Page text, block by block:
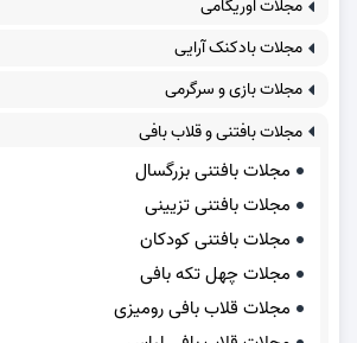
مجلات اوریگامی
مجلات بادکنک آرایی
مجلات بازی و سرگرمی
مجلات بافتنی و قلاب بافی
مجلات بافتنی بزرگسال
مجلات بافتنی تزیینی
مجلات بافتنی کودکان
مجلات چهل تکه بافی
مجلات قلاب بافی رومیزی